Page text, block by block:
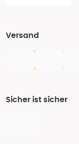
Versand
Sicher ist sicher